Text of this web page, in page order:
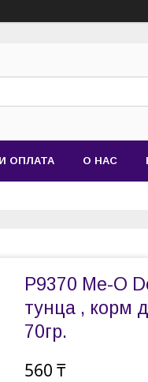
ОПЛАТА О НАС
P9370 Ме-О
тунца , корм
70гр.
560 ₸